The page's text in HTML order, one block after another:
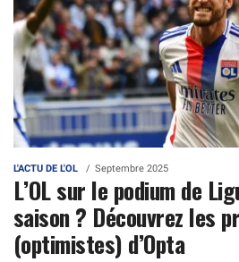
L'ACTU DE L'OL Septembre 2025
L’OL sur le podium de
saison ? Découvrez les
(optimistes) d’Opta